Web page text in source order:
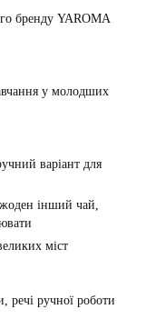
бренду YAROMA
у молодших
варіант для
інший чай,
міст
речі ручної роботи